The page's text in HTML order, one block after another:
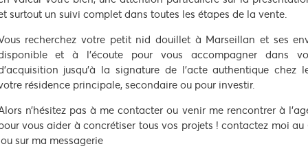
surtout un suivi complet dans toutes les étapes de la vente.
recherchez votre petit nid douillet à Marseillan et ses
et à l’écoute pour vous accompagner dans
jusqu’à la signature de l’acte authentique chez
résidence principale, secondaire ou pour investir.
n’hésitez pas à me contacter ou venir me rencontrer à
vous aider à concrétiser tous vos projets ! contactez moi au
sur ma messagerie